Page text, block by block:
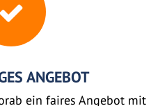
ANGEBOT
ein faires Angebot mit